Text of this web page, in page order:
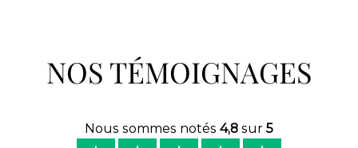
NOS TÉMOIGNAGES
Nous sommes notés 4,8 sur 5